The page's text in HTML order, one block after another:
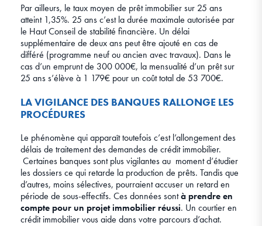
Par ailleurs, le taux moyen de prêt immobilier sur 25 ans
atteint 1,35%. 25 ans c’est la durée maximale autorisée par
le Haut Conseil de stabilité financière. Un délai
supplémentaire de deux ans peut être ajouté en cas de
différé (programme neuf ou ancien avec travaux). Dans le
cas d’un emprunt de 300 000€, la mensualité d’un prêt sur
25 ans s’élève à 1 179€ pour un coût total de 53 700€.
LA VIGILANCE DES BANQUES RALLONGE LES
PROCÉDURES
Le phénomène qui apparaît toutefois c’est l’allongement des
délais de traitement des demandes de crédit immobilier.
Certaines banques sont plus vigilantes au moment d’étudier
les dossiers ce qui retarde la production de prêts. Tandis que
d’autres, moins sélectives, pourraient accuser un retard en
période de sous-effectifs. Ces données sontà prendre en
compte pour un projet immobilier réussi. Un courtier en
crédit immobilier vous aide dans votre parcours d’achat.